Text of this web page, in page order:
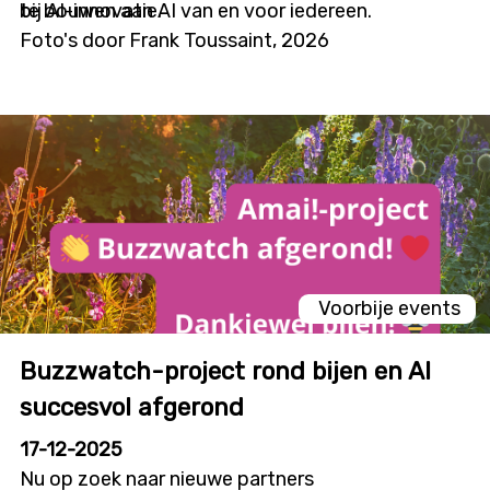
bij AI-innovatie.
te bouwen aan AI van en voor iedereen.
Foto's door Frank Toussaint, 2026
Voorbije events
Buzzwatch-project rond bijen en AI
succesvol afgerond
17-12-2025
Nu op zoek naar nieuwe partners